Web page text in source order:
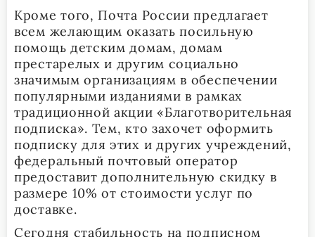
Кроме того, Почта России предлагает
всем желающим оказать посильную
помощь детским домам, домам
престарелых и другим социально
значимым организациям в обеспечении
популярными изданиями в рамках
традиционной акции «Благотворительная
подписка». Тем, кто захочет оформить
подписку для этих и других учреждений,
федеральный почтовый оператор
предоставит дополнительную скидку в
размере 10% от стоимости услуг по
доставке.
Сегодня стабильность на подписном